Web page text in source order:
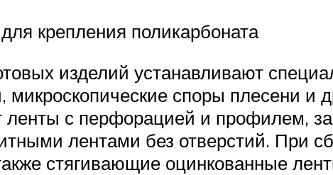
крепления поликарбоната
изделий устанавливают
микроскопические споры плесени и
ленты с перфорацией и профилем,
лентами без отверстий. При
стягивающие оцинкованные